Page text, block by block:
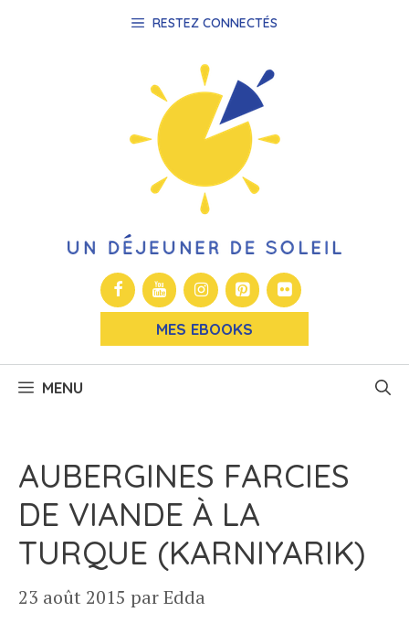
RESTEZ CONNECTÉS
MES EBOOKS
MENU
AUBERGINES FARCIES
DE VIANDE À LA
TURQUE (KARNIYARIK)
23 août 2015 parEdda